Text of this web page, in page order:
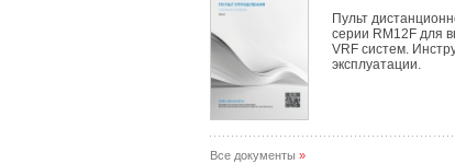
Пульт
серии RM12F для
VRF систем.
эксплуатации.
Все документы »